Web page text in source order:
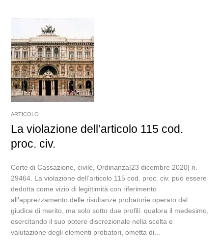
ARTICOLO
La violazione dell’articolo 115 cod.
proc. civ.
Corte di Cassazione, civile, Ordinanza|23 dicembre 2020| n.
29464. La violazione dell’articolo 115 cod. proc. civ. può essere
dedotta come vizio di legittimità con riferimento
all’apprezzamento delle risultanze probatorie operato dal
giudice di merito, ma solo sotto due profili: qualora il medesimo,
esercitando il suo potere discrezionale nella scelta e
valutazione degli elementi probatori, ometta di...